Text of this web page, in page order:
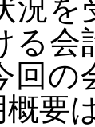
況
る会
回
要